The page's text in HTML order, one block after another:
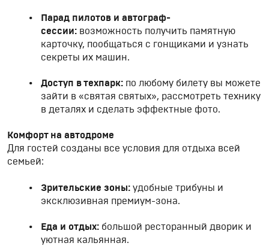
Парад пилотов и автограф-
сессии: возможность получить памятную
карточку, пообщаться с гонщиками и узнать
секреты их машин.
Доступ в техпарк: по любому билету вы можете
зайти в «святая святых», рассмотреть технику
в деталях и сделать эффектные фото.
Комфорт на автодроме
Для гостей созданы все условия для отдыха всей
семьей:
Зрительские зоны: удобные трибуны и
эксклюзивная премиум-зона.
Еда и отдых: большой ресторанный дворик и
уютная кальянная.